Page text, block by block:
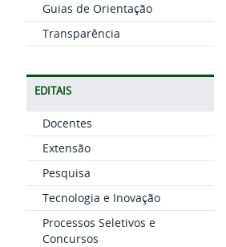
Guias de Orientação
Transparência
EDITAIS
Docentes
Extensão
Pesquisa
Tecnologia e Inovação
Processos Seletivos e
Concursos